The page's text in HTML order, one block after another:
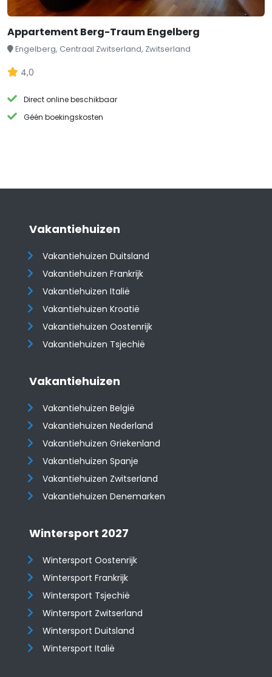
Appartement Berg-Traum Engelberg
Engelberg, Centraal Zwitserland, Zwitserland
4,0
Direct online beschikbaar
Géén boekingskosten
Vakantiehuizen
Vakantiehuizen Duitsland
Vakantiehuizen Frankrijk
Vakantiehuizen Italië
Vakantiehuizen Kroatië
​​​​​​​Vakantiehuizen Oostenrijk
Vakantiehuizen Tsjechië
Vakantiehuizen
Vakantiehuizen België
Vakantiehuizen Nederland
Vakantiehuizen Griekenland
Vakantiehuizen Spanje
​​​​​​​Vakantiehuizen Zwitserland
Vakantiehuizen Denemarken
Wintersport 2027
Wintersport Oostenrijk
Wintersport Frankrijk
Wintersport Tsjechië
Wintersport Zwitserland
Wintersport Duitsland
Wintersport Italië